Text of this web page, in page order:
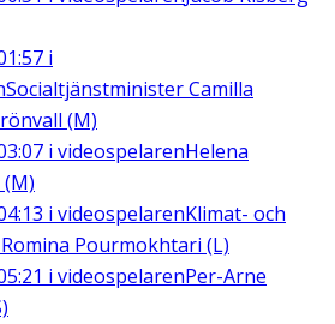
i
Socialtjänstminister Camilla
(M)
i videospelarenHelena
i videospelarenKlimat- och
Pourmokhtari (L)
i videospelarenPer-Arne